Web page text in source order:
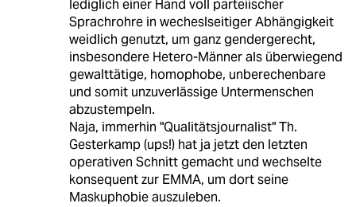
lediglich einer Hand voll parteiischer
Sprachrohre in wecheslseitiger Abhängigkeit
weidlich genutzt, um ganz gendergerecht,
insbesondere Hetero-Männer als überwiegend
gewalttätige, homophobe, unberechenbare
und somit unzuverlässige Untermenschen
abzustempeln.
Naja, immerhin "Qualitätsjournalist" Th.
Gesterkamp (ups!) hat ja jetzt den letzten
operativen Schnitt gemacht und wechselte
konsequent zur EMMA, um dort seine
Maskuphobie auszuleben.